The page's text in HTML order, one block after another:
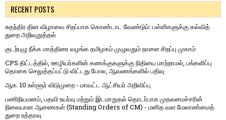
RECENT POSTS
சுதந்திர தின விழாவை சிறப்பாக கொண்டாட வேண்டும்: பள்ளிகளுக்கு கல்வித்
துறை அறிவுறுத்தல்
குடற்புழு நீக்க மாத்திரை வழங்க தமிழகம் முழுவதும் நாளை சிறப்பு முகாம்
CPS திட்டத்தில், ஊழியர்களின் கணக்குகளுக்கு நிதியை மாற்றாமல், பங்களிப்பு
தொகை செலுத்தப்பட்டு விட்டது போல, ஆவணங்களில் பதிவு
ஆக. 10 உள்ளூர் விடுமுறை - மாவட்ட ஆட்சியர் அறிவிப்பு
பணிநியமனம், பதவி உயர்வு மற்றும் இடமாறுதல் தொடர்பாக முதலமைச்சரின்
நிலையான ஆணைகள் (Standing Orders of CM) - மனித வள மேலாண்மைத்
துறை உத்தரவு